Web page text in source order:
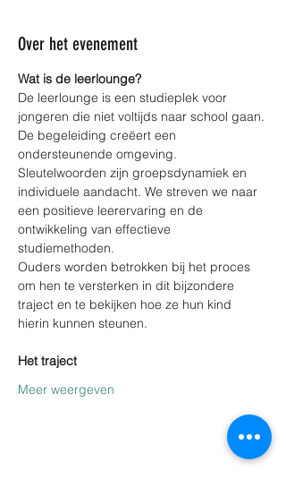
Over het evenement
Wat is de leerlounge?
De leerlounge is een studieplek voor
jongeren die niet voltijds naar school gaan.
De begeleiding creëert een
ondersteunende omgeving.
Sleutelwoorden zijn groepsdynamiek en
individuele aandacht. We streven we naar
een positieve leerervaring en de
ontwikkeling van effectieve
studiemethoden.
Ouders worden betrokken bij het proces
om hen te versterken in dit bijzondere
traject en te bekijken hoe ze hun kind
hierin kunnen steunen.
Het traject
Meer weergeven